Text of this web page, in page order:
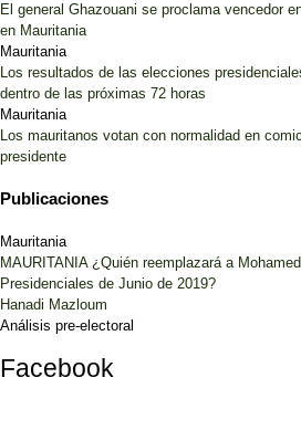
El general Ghazouani se proclama vencedor
en Mauritania
Mauritania
Los resultados de las elecciones
dentro de las próximas 72 horas
Mauritania
Los mauritanos votan con normalidad en
presidente
Publicaciones
Mauritania
MAURITANIA ¿Quién reemplazará a
Presidenciales de Junio de 2019?
Hanadi Mazloum
Análisis pre-electoral
Facebook